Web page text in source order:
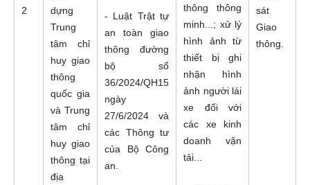
2
dựng
Trung
tâm chỉ
huy giao
thông
quốc gia
và Trung
tâm chỉ
huy giao
thông tại
địa
- Luật Trật tự
an toàn giao
thông đường
bộ số
36/2024/QH15
ngày
27/6/2024 và
các Thông tư
của Bộ Công
an.
thông thông
minh...; xử lý
hình ảnh từ
thiết bị ghi
nhận hình
ảnh người lái
xe đối với
các xe kinh
doanh vận
tải...
sát
Giao
thông.